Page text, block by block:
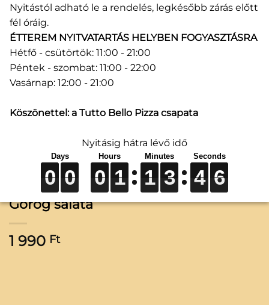
Görög saláta
1 990 Ft
Nyitástól adható le a rendelés, legkésőbb zárás előtt
fél óráig.
ÉTTEREM NYITVATARTÁS HELYBEN FOGYASZTÁSRA
Hétfő - csütörtök: 11:00 - 21:00
Péntek - szombat: 11:00 - 22:00
Vasárnap: 12:00 - 21:00
Köszönettel: a Tutto Bello Pizza csapata
Nyitásig hátra lévő idő
0
0
0
0 0
0
0
0 0
0
0
0 1
1
1
1 1
1
1
1 3
3
3
3 4
4
4
4 6
6
6
6